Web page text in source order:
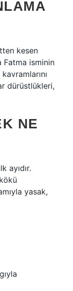
kesen
Fatma isminin
dürüstlükleri,
NE
ayıdır.
yasak,